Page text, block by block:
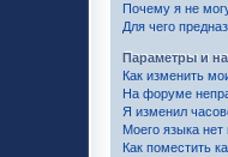
Почему я не
Для чего
Параметры и
Как изменить
На форуме
Я изменил
Моего языка нет
Как поместить